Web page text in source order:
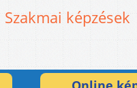
Szakmai képzések